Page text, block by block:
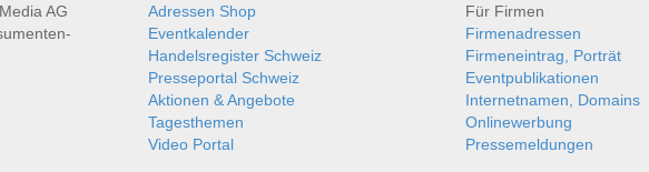
AG
Adressen Shop
Eventkalender
Handelsregister Schweiz
Presseportal Schweiz
Aktionen & Angebote
Tagesthemen
Video Portal
Für Firmen
Firmenadressen
Firmeneintrag, Porträt
Eventpublikationen
Internetnamen, Domains
Onlinewerbung
Pressemeldungen